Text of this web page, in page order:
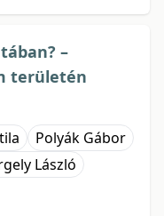
–
területén
Polyák Gábor
László